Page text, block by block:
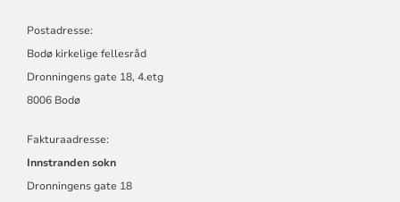
Postadresse:
Bodø kirkelige fellesråd
Dronningens gate 18, 4.etg
8006 Bodø
Fakturaadresse:
Innstranden sokn
Dronningens gate 18